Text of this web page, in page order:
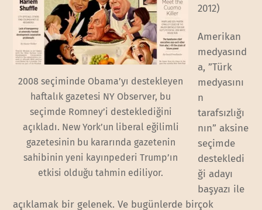
2008 seçiminde Obama’yı destekleyen
haftalık gazetesi NY Observer, bu
seçimde Romney’i desteklediğini
açıkladı. New York’un liberal eğilimli
gazetesinin bu kararında gazetenin
sahibinin yeni kayınpederi Trump’ın
etkisi olduğu tahmin ediliyor.
2012)
Amerikan
medyasınd
a, ”Türk
medyasını
n
tarafsızlığı
nın” aksine
seçimde
destekledi
ği adayı
başyazı ile
açıklamak bir gelenek. Ve bugünlerde birçok